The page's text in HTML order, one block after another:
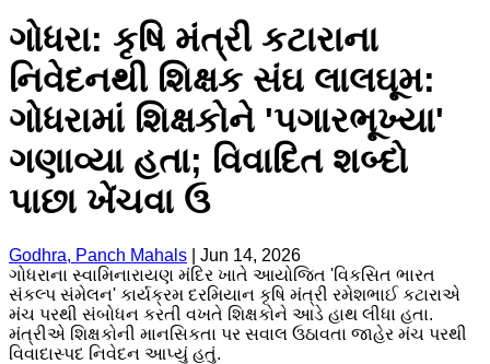
ગોધરા: કૃષિ મંત્રી કટારાના
નિવેદનથી શિક્ષક સંઘ લાલઘૂમ:
ગોધરામાં શિક્ષકોને 'પગારભૂખ્યા'
ગણાવ્યા હતા; વિવાદિત શબ્દો
પાછા ખેંચવા ઉ
Godhra, Panch Mahals
Jun 14, 2026
ગોધરાના સ્વામિનારાયણ મંદિર ખાતે આયોજિત 'વિકસિત ભારત
સંકલ્પ સંમેલન' કાર્યક્રમ દરમિયાન કૃષિ મંત્રી રમેશભાઈ કટારાએ
મંચ પરથી સંબોધન કરતી વખતે શિક્ષકોને આડે હાથ લીધા હતા.
મંત્રીએ શિક્ષકોની માનસિકતા પર સવાલ ઉઠાવતા જાહેર મંચ પરથી
વિવાદાસ્પદ નિવેદન આપ્યું હતું.